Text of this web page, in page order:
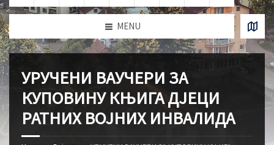
MENU
УРУЧЕНИ ВАУЧЕРИ ЗА
КУПОВИНУ КЊИГА ДЈЕЦИ
РАТНИХ ВОЈНИХ ИНВАЛИДА